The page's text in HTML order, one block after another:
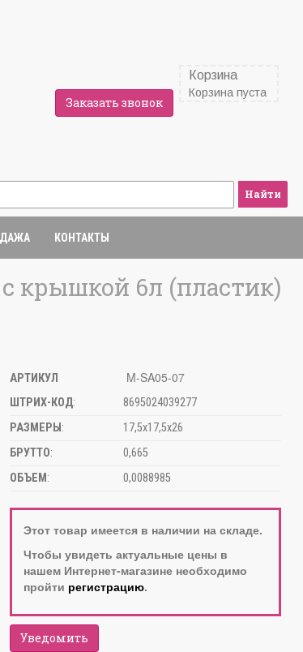
Заказать звонок
Корзина
Корзина пуста
Найти
КОНТАКТЫ
крышкой 6л (пластик)
АРТИКУЛ M-SA05-07
ШТРИХ-КОД:
8695024039277
РАЗМЕРЫ :
17,5х17,5х26
БРУТТО:
0,665
ОБЪЕМ : 0,0088985
Этот товар имеется в наличии на складе.
Чтобы увидеть актуальные цены в
нашем Интернет-магазине необходимо
пройти регистрацию.
Уведомить